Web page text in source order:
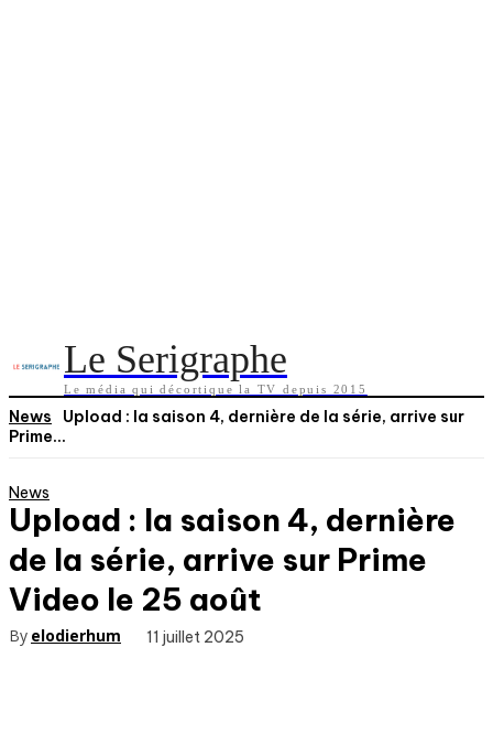
Le Serigraphe
Le média qui décortique la TV depuis 2015
News
Upload : la saison 4, dernière de la série, arrive sur
Prime...
News
Upload : la saison 4, dernière
de la série, arrive sur Prime
Video le 25 août
By elodierhum 11 juillet 2025